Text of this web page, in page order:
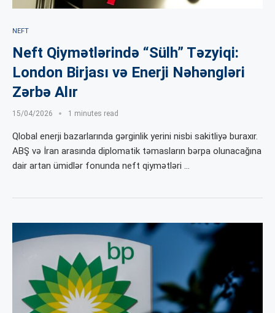
NEFT
Neft Qiymətlərində “Sülh” Təzyiqi:
London Birjası və Enerji Nəhəngləri
Zərbə Alır
15/04/2026 1 minutes read
Qlobal enerji bazarlarında gərginlik yerini nisbi sakitliyə buraxır.
ABŞ və İran arasında diplomatik təmasların bərpa olunacağına
dair artan ümidlər fonunda neft qiymətləri …